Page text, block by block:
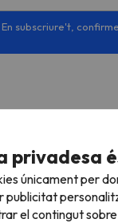
En subscriure't,
privadesa
únicament per
publicitat
el contingut